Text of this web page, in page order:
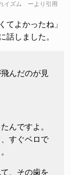
イズム ーより引用
てよかったね」
話しました。
んだのが見
んですよ。
すぐベロで
、その歯を